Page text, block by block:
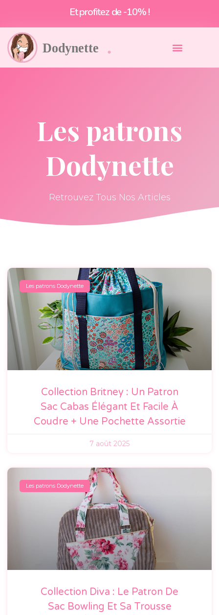
Et profitez de -10% !
Les patrons
Dodynette
Retrouvez Tous Nos Articles
Les patrons Dodynette
Collection Britney : Un Patron
Sac Cabas Élégant Et Facile À
Coudre + Une Pochette Assortie
7 août 2025
Les patrons Dodynette
Collection Diva : Le Patron De
Sac Bowling Et Sa Trousse